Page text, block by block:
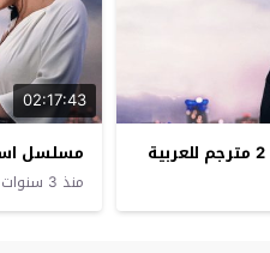
02:17:43
مسلسل اسمي فرح
منذ 3 سنوات